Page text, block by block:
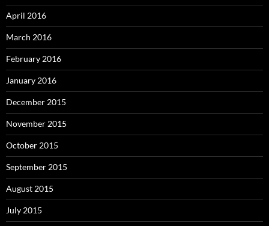
April 2016
March 2016
February 2016
January 2016
December 2015
November 2015
October 2015
September 2015
August 2015
July 2015